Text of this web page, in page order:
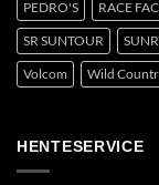
PEDRO'S RACE
SR SUNTOUR
Volcom Wild
HENTESERVICE